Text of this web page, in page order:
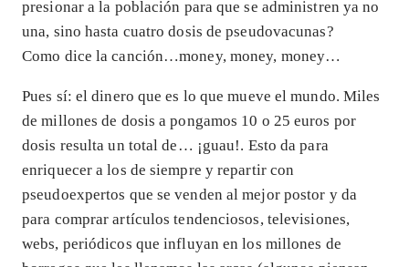
presionar a la población para que se administren ya no
una, sino hasta cuatro dosis de pseudovacunas?
Como dice la canción…money, money, money…
Pues sí: el dinero que es lo que mueve el mundo. Miles
de millones de dosis a pongamos 10 o 25 euros por
dosis resulta un total de… ¡guau!. Esto da para
enriquecer a los de siempre y repartir con
pseudoexpertos que se venden al mejor postor y da
para comprar artículos tendenciosos, televisiones,
webs, periódicos que influyan en los millones de